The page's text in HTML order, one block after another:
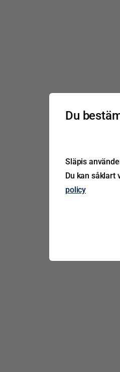
Du
Släpis
Du kan såklart
policy